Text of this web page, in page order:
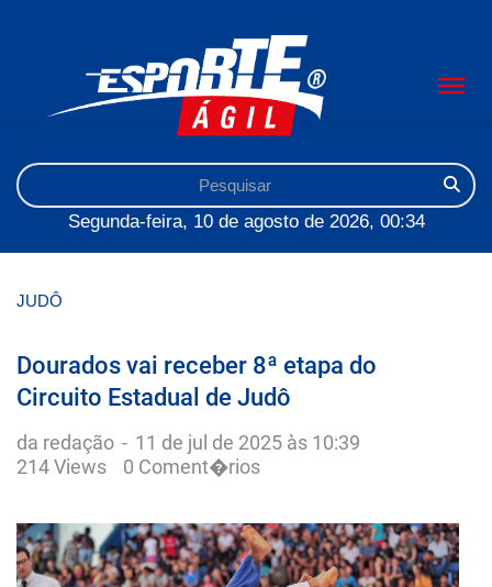
Segunda-feira, 10 de agosto de 2026, 00:34
JUDÔ
Dourados vai receber 8ª etapa do
Circuito Estadual de Judô
da redação - 11 de jul de 2025 às 10:39
214 Views
0 Coment�rios